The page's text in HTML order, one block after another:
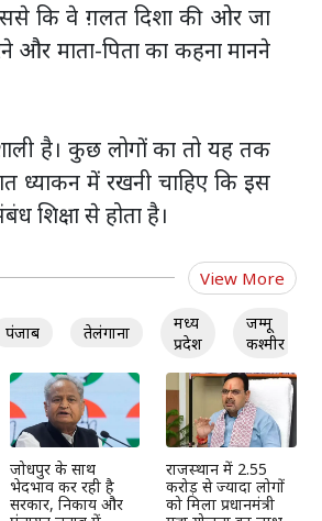
कि वे ग़लत दिशा की ओर जा
माता-पिता का कहना मानने
है। कुछ लोगों का तो यह तक
ध्याकन में रखनी चाहिए कि इस
शिक्षा से होता है।
View More
पंजाब तेलंगाना
मध्य
प्रदेश
जम्मू
कश्मीर
जोधपुर के साथ
भेदभाव कर रही है
सरकार, निकाय और
राजस्थान में 2.55
करोड़ से ज्यादा लोगों
को मिला प्रधानमंत्री